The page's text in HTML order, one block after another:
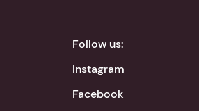
Follow us:
Instagram
Facebook